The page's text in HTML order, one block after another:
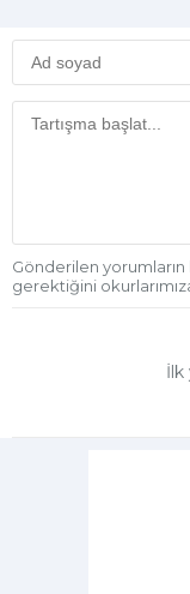
Gönderilen
gerektiğini
İlk